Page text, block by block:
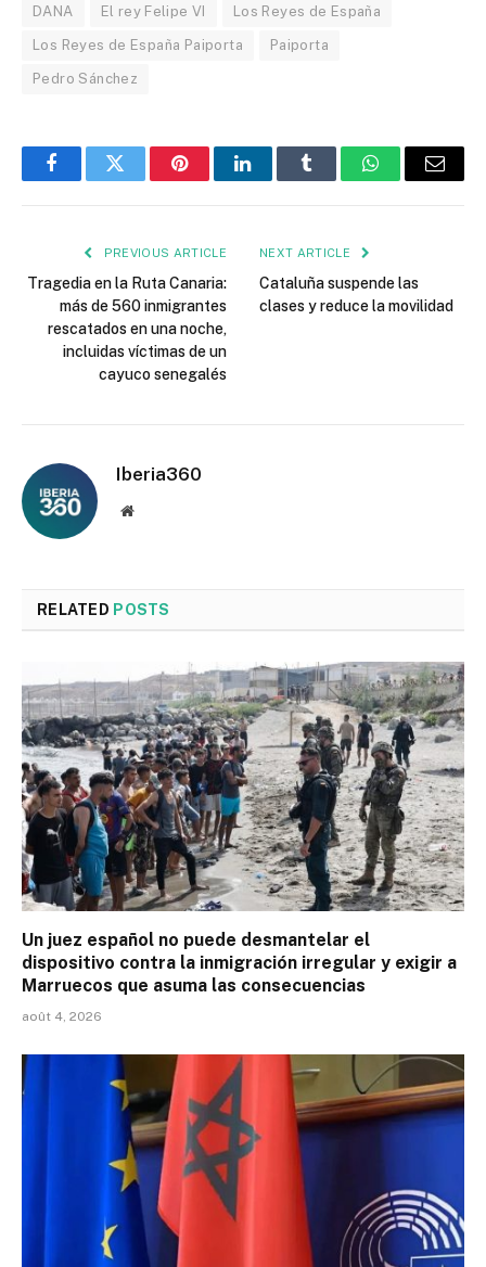
DANA El rey Felipe VI Los Reyes de España
Los Reyes de España Paiporta Paiporta
Pedro Sánchez
FacebookTwitter PinterestLinkedInTumblr WhatsAppEmail
PREVIOUS ARTICLE
Tragedia en la Ruta Canaria:
más de 560 inmigrantes
rescatados en una noche,
incluidas víctimas de un
cayuco senegalés
NEXT ARTICLE
Cataluña suspende las
clases y reduce la movilidad
Iberia360
Website
RELATED POSTS
Un juez español no puede desmantelar el
dispositivo contra la inmigración irregular y exigir a
Marruecos que asuma las consecuencias
août 4, 2026